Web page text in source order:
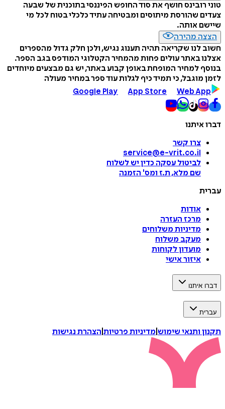
טוני רובינס חושף את סוד החופש הפיננסי בתוכנית של שבעה
צעדים שהורסת מיתוסים ומבטיחה עתיד כלכלי בטוח לכל מי
שיישם אותה.
הצצה מהירה
חשוב לנו שקריאה תהיה תענוג נגיש, ולכן חלק גדול מהספרים
אצלנו באתר עולים פחות מהמחיר הקטלוגי המודפס בגב הספר.
בנוסף למחיר המופחת באופן קבוע באתר, יש גם מבצעים מיוחדים
לזמן מוגבל, כי תמיד כיף לגלות עוד ספר במחיר מעולה
Google Play
App Store Web App
דברו איתנו
צרו קשר
service@e-vrit.co.il
לביטול עסקה כדין יש לשלוח
שם מלא, ת.ז ומס' הזמנה
עברית
אודות
מרכז העזרה
מדיניות משלוחים
מעקב משלוח
מועדון לקוחות
איזור אישי
דברו איתנו
עברית
תקנון ותנאי שימוש מדיניות פרטיות הצהרת נגישות